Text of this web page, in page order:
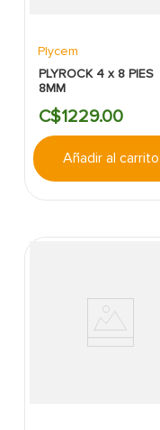
Plycem
PLYROCK 4 x 8 PIES
8MM
C$1229.00
Añadir al carrito